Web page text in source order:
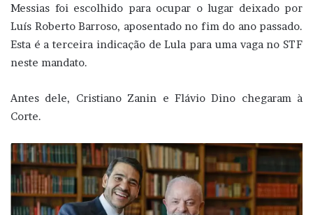
Messias foi escolhido para ocupar o lugar deixado por
Luís Roberto Barroso, aposentado no fim do ano passado.
Esta é a terceira indicação de Lula para uma vaga no STF
neste mandato.
Antes dele, Cristiano Zanin e Flávio Dino chegaram à
Corte.